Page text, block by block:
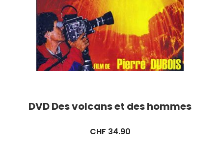
DVD Des volcans et des hommes
CHF 34.90